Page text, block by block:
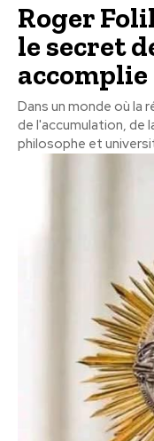
Roger
le secret
accomplie
Dans un monde où la
de l'accumulation, de
philosophe et